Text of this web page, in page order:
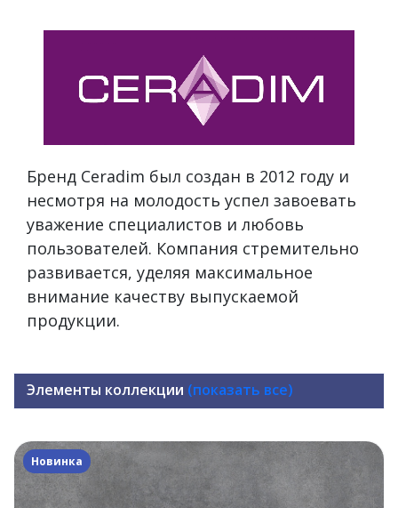
Бренд Ceradim был создан в 2012 году и
несмотря на молодость успел завоевать
уважение специалистов и любовь
пользователей. Компания стремительно
развивается, уделяя максимальное
внимание качеству выпускаемой
продукции.
Элементы коллекции (показать все)
Новинка